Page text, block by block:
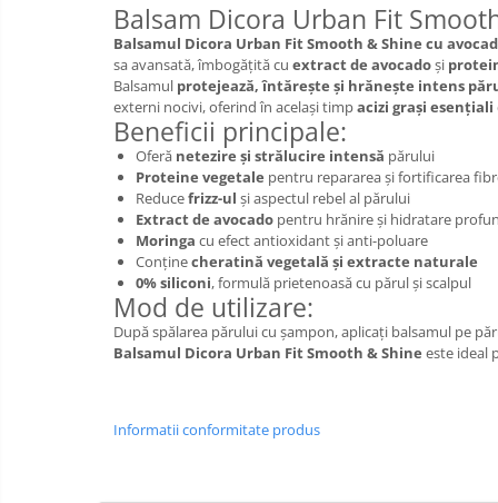
Bureti pentru vase si bucatarie
Absorbanti umiditate si
neutralizatori miros
frigider/congelator
Saci si manusi menaj, folii
alimentare si hartie de copt
Hartie si servetele
Mopuri,seturi cu mop si accesorii
Maturi,farase si galeti simple/cu
Manere si cozi pentru maturi si
Raclete si perii diverse suprafete
Balsam Dicora Urban Fit
Balsamul Dicora Urban Fit Smooth & Shine cu
sa avansată, îmbogățită cu extract de avocadoși
Balsamul protejează, întărește și hrănește intens
externi nocivi, oferind în același timpacizi grași esențiali
Beneficii principale:
Oferă netezire și strălucire intensă părului
Proteine vegetale pentru repararea și fortificarea
Reducefrizz-ul și aspectul rebel al părului
Extract de avocado pentru hrănire și hidratare
Moringa cu efect antioxidant și anti-poluare
Conținecheratină vegetală și extracte naturale
0% siliconi, formulă prietenoasă cu părul și scalpul
Mod de utilizare:
După spălarea părului cu șampon, aplicați balsamul pe
Balsamul Dicora Urban Fit Smooth & Shine este ideal
Informatii conformitate produs